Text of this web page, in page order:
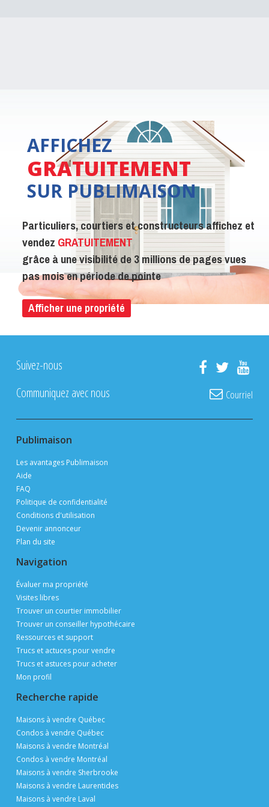
AFFICHEZ
GRATUITEMENT
SUR PUBLIMAISON
Particuliers, courtiers et constructeurs affichez et
vendez GRATUITEMENT
grâce à une visibilité de 3 millions de pages vues
pas mois en période de pointe
Afficher une propriété
Suivez-nous
Communiquez avec nous
Courriel
Publimaison
Les avantages Publimaison
Aide
FAQ
Politique de confidentialité
Conditions d'utilisation
Devenir annonceur
Plan du site
Navigation
Évaluer ma propriété
Visites libres
Trouver un courtier immobilier
Trouver un conseiller hypothécaire
Ressources et support
Trucs et actuces pour vendre
Trucs et astuces pour acheter
Mon profil
Recherche rapide
Maisons à vendre Québec
Condos à vendre Québec
Maisons à vendre Montréal
Condos à vendre Montréal
Maisons à vendre Sherbrooke
Maisons à vendre Laurentides
Maisons à vendre Laval